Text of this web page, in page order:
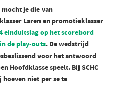
je die van
Laren en promotieklasser
einduitslag op het scorebord
de play-outs. De wedstrijd
voor het antwoord
Hoofdklasse speelt. Bij SCHC
hoeven niet per se te